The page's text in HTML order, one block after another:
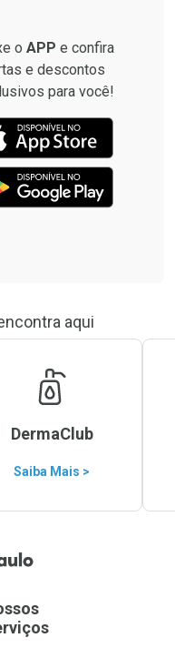
o APP e confira
e descontos
para você!
aqui
DermaClub
Saiba Mais >